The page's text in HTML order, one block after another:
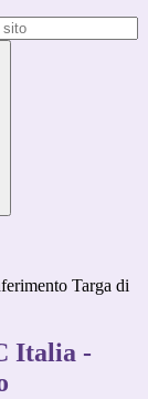
Targa di
Italia -